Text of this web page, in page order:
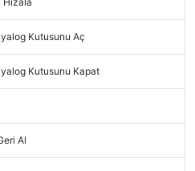
Kutusunu Aç
Kutusunu Kapat
Al